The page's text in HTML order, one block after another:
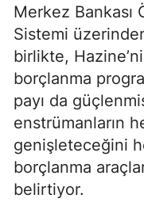
Merkez Bankası
Sistemi
birlikte,
borçlanma
payı da
enstrümanların
genişleteceğini
borçlanma
belirtiyor.